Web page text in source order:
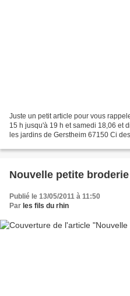
Juste un petit article pour vous
15 h jusqu'à 19 h et samedi 18,06 et
les jardins de Gerstheim 67150 Ci
Nouvelle petite broderie
Publié le 13/05/2011 à 11:50
Par les fils du rhin